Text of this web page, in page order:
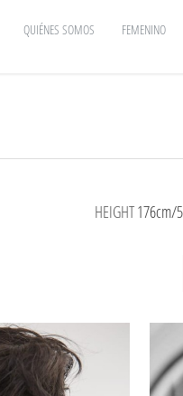
QUIÉNES SOMOS FEMENINO
HEIGHT176cm/